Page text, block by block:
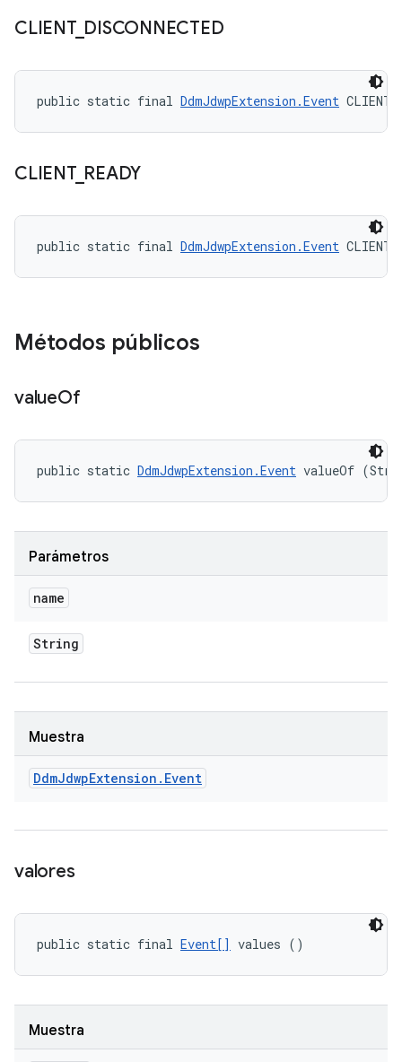
CLIENT_ DISCONNECTED
public static final DdmJdwpExtension.Event
CLIENT_ READY
public static final DdmJdwpExtension.Event
Métodos públicos
valueOf
public static DdmJdwpExtension.Event valueOf
Parámetros
name
String
Muestra
DdmJdwpExtension . Event
valores
public static final Event[] values ()
Muestra